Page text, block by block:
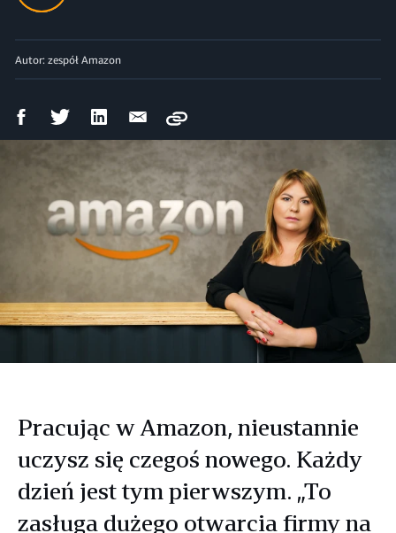
Autor: zespół Amazon
Udostępnij
Facebooku
Udostępnij
Twitterze
Udostępnij
LinkedIn
Wyślij
Copy
Pracując w Amazon, nieustannie
uczysz się czegoś nowego. Każdy
dzień jest tym pierwszym. „To
zasługa dużego otwarcia firmy na